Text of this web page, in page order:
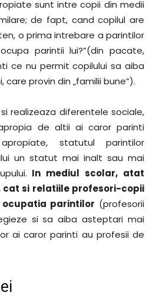
sunt intre copii din medii
de fapt, cand copilul are
o prima intrebare a parintilor
parintii lui?”(din pacate,
ce nu permit copilului sa aiba
provin din „familii bune”).
realizeaza diferentele sociale,
de altii ai caror parinti
statutul parintilor
un statut mai inalt sau mai
In mediul scolar, atat
cat si relatiile profesori-copii
parintilor (profesorii
si sa aiba asteptari mai
ai caror parinti au profesii de